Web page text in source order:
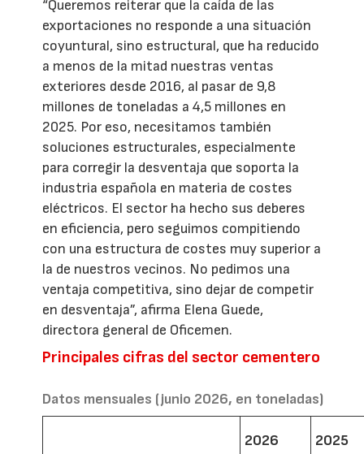
“Queremos reiterar que la caída de las
exportaciones no responde a una situación
coyuntural, sino estructural, que ha reducido
a menos de la mitad nuestras ventas
exteriores desde 2016, al pasar de 9,8
millones de toneladas a 4,5 millones en
2025. Por eso, necesitamos también
soluciones estructurales, especialmente
para corregir la desventaja que soporta la
industria española en materia de costes
eléctricos. El sector ha hecho sus deberes
en eficiencia, pero seguimos compitiendo
con una estructura de costes muy superior a
la de nuestros vecinos. No pedimos una
ventaja competitiva, sino dejar de competir
en desventaja”, afirma Elena Guede,
directora general de Oficemen.
Principales cifras del sector cementero
Datos mensuales (junio 2026, en toneladas)
2026 2025